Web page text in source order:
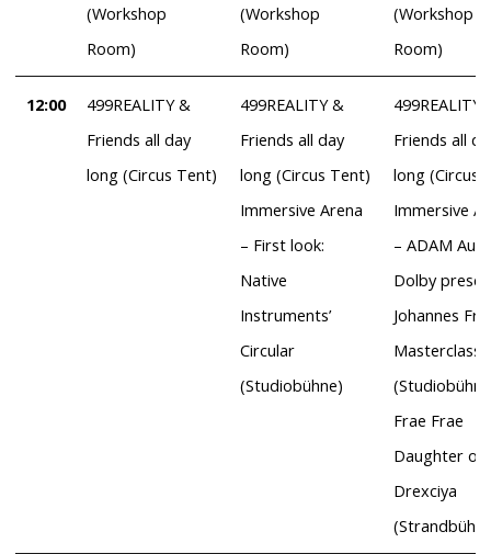
(Workshop
Room)
(Workshop
Room)
(Workshop
Room)
12:00
499REALITY &
Friends all day
long (Circus Tent)
499REALITY &
Friends all day
long (Circus Tent)
Immersive Arena
– First look:
Native
Instruments’
Circular
(Studiobühne)
499REALITY
Friends all
long (Circus
Immersive
– ADAM
Dolby
Johannes
Masterclass
Frae Frae
Daughter of
Drexciya